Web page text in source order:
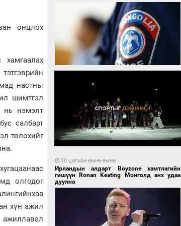
онцлох
хамгаалах
настны
шимтгэл
нь нэмэлт
салбарт
төлөхийг
олгодог
хүн ажил
ажиллавал
10 цагийн өмнө өмнө
Ирландын алдарт Boyzone хамтлагийн
гишүүн Ronan Keating Монголд анх удаа
дуулна